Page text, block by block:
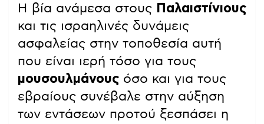
Η βία ανάμεσα στους Παλαιστίνιους
και τις ισραηλινές δυνάμεις
ασφαλείας στην τοποθεσία αυτή
που είναι ιερή τόσο για τους
μουσουλμάνους όσο και για τους
εβραίους συνέβαλε στην αύξηση
των εντάσεων προτού ξεσπάσει η